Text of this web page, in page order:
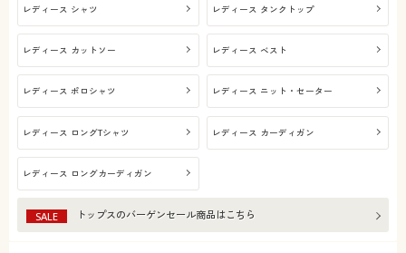
レディース シャツ レディース タンクトップ
レディース カットソー レディース ベスト
レディース ポロシャツ レディース ニット・セーター
レディース ロングTシャツ レディース カーディガン
レディース ロングカーディガン
SALE トップスのバーゲンセール商品はこちら